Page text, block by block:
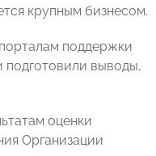
крупным бизнесом.
поддержки
выводы,
оценки
Организации